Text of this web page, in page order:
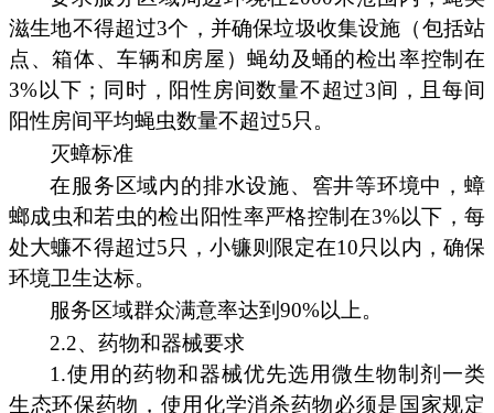
滋生地不得超过3个，并确保垃圾收集设施（包括站
点、箱体、车辆和房屋）蝇幼及蛹的检出率控制在
3%以下；同时，阳性房间数量不超过3间，且每间
阳性房间平均蝇虫数量不超过5只。
灭蟑标准
在服务区域内的排水设施、窖井等环境中，蟑
螂成虫和若虫的检出阳性率严格控制在3%以下，每
处大蠊不得超过5只，小镰则限定在10只以内，确保
环境卫生达标。
服务区域群众满意率达到90%以上。
2.2、药物和器械要求
1.使用的药物和器械优先选用微生物制剂一类
生态环保药物，使用化学消杀药物必须是国家规定